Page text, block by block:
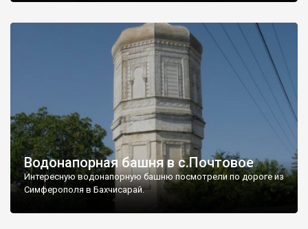
Водонапорная башня в с.Почтовое
Интересную водонапорную башню посмотрели по дороге из
Симферополя в Бахчисарай.